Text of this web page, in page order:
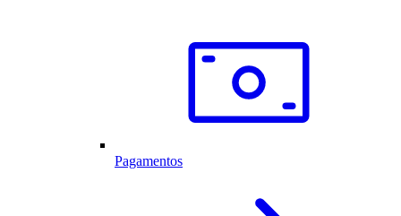
Pagamentos